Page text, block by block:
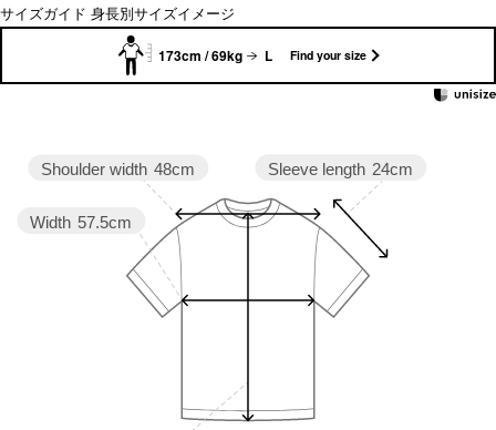
サイズガイド 身長別サイズイメージ
173cm / 69kg L Find your size
Sleeve length 24cm
Width 57.5cm
Shoulder width 48cm